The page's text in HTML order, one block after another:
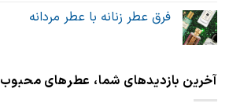
از
نظر
مناسب
سلیقه
فرق عطر زنانه با عطر مردانه
عطر
زنانه
آخرین بازدیدهای شما، عطرهای محبوب